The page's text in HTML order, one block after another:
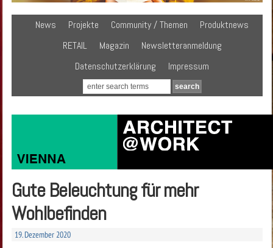
News Projekte Community / Themen
Produktnews
RETAIL
Magazin
Newsletteranmeldung
Datenschutzerklärung
Impressum
Gute Beleuchtung für mehr
Wohlbefinden
19. Dezember 2020